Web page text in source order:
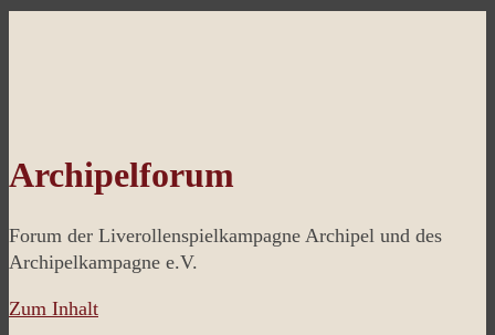
Archipelforum
Forum der Liverollenspielkampagne Archipel und des
Archipelkampagne e.V.
Zum Inhalt